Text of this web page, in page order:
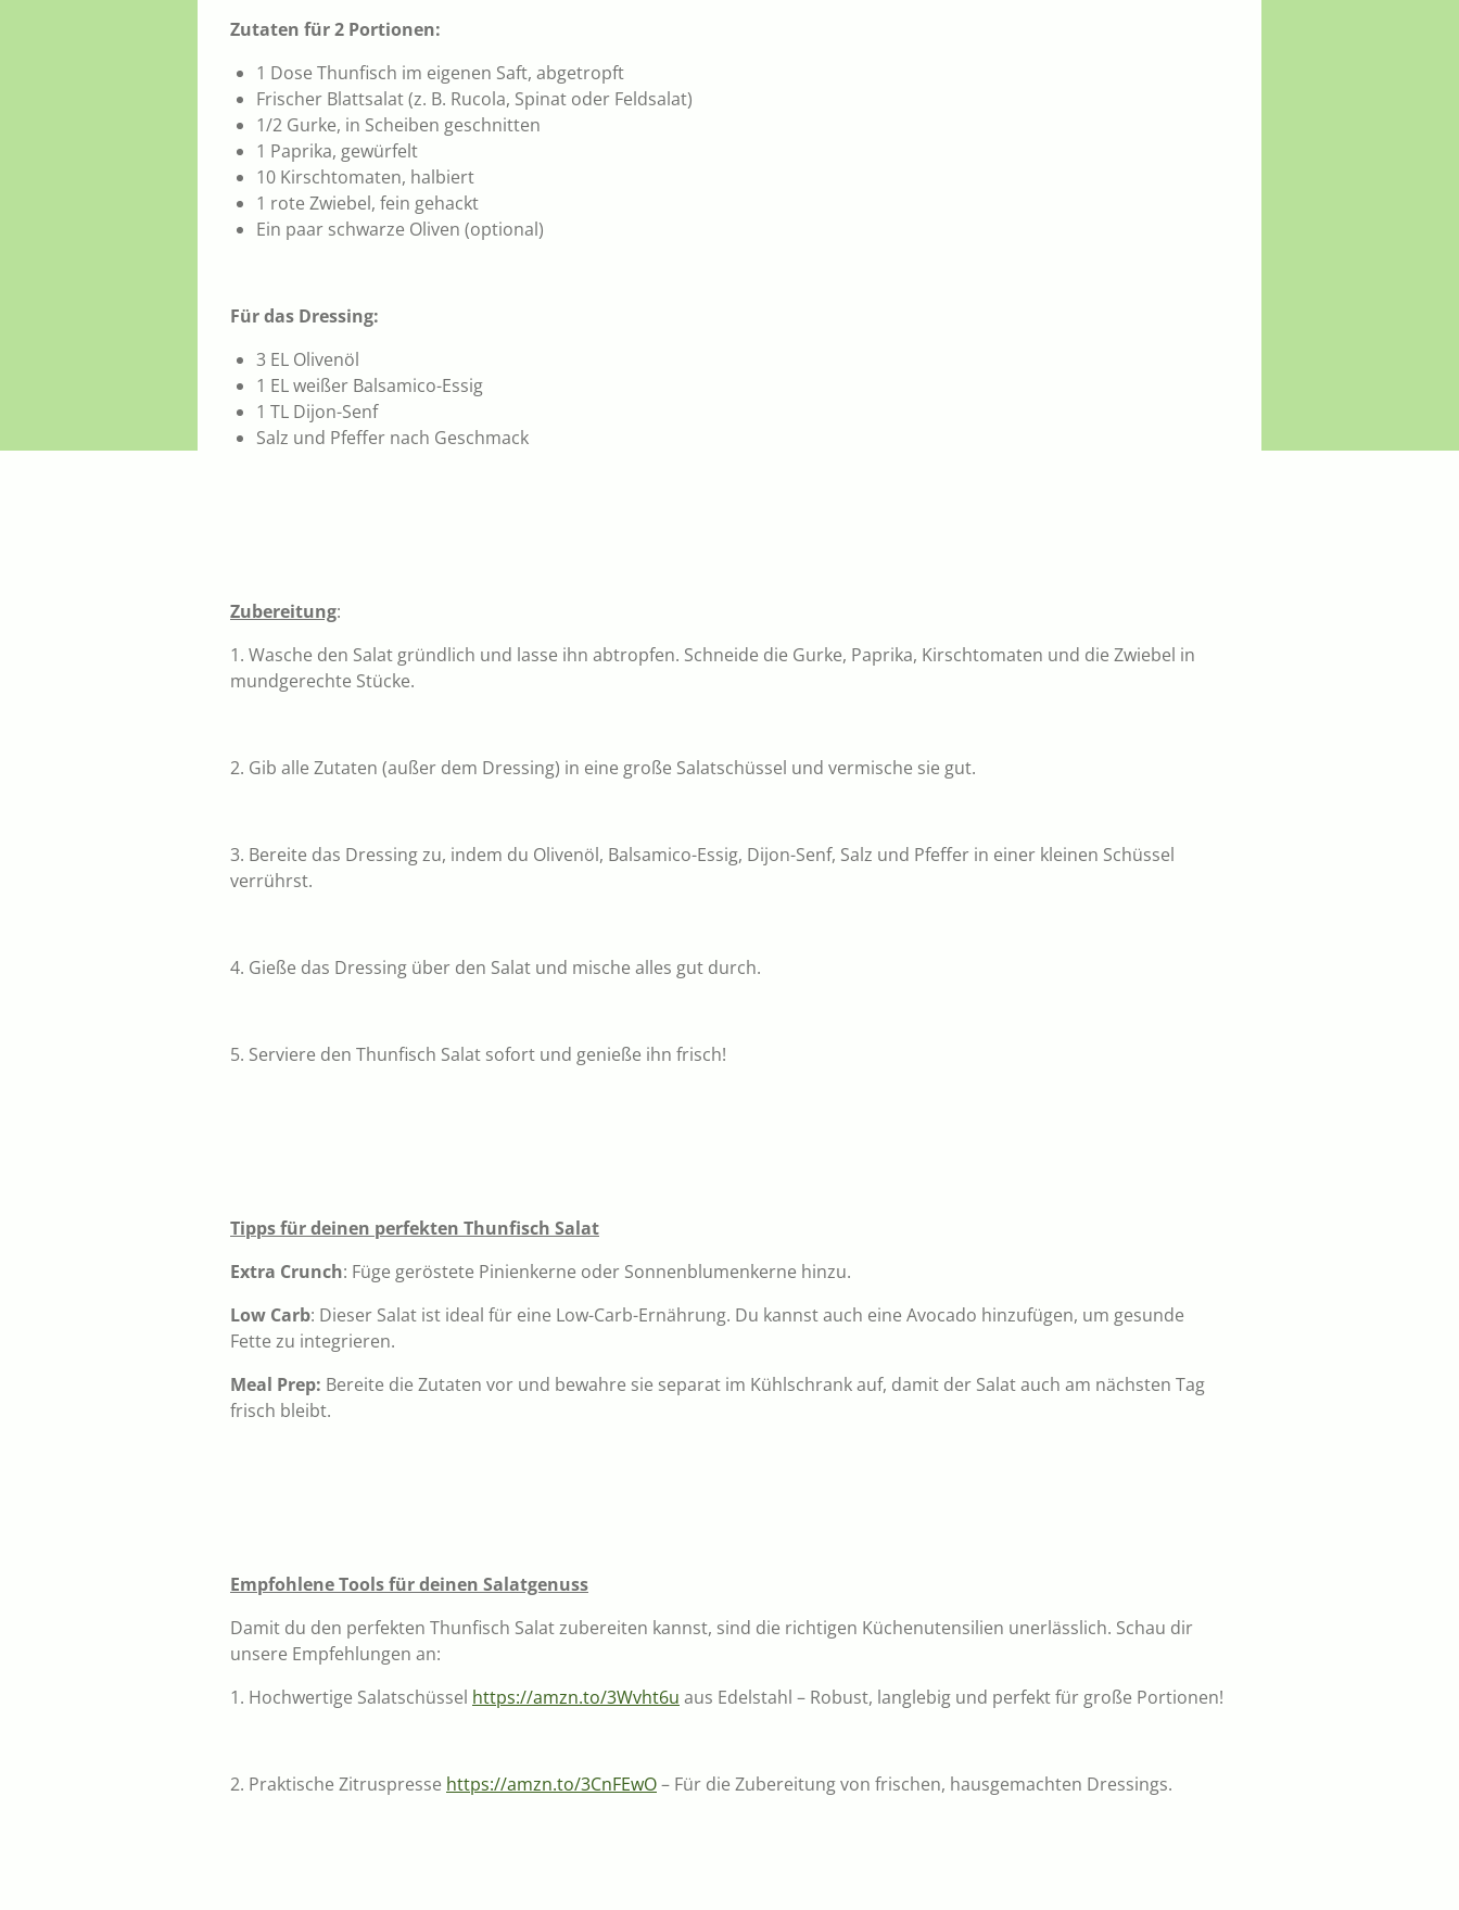
Zutaten für 2 Portionen:
1 Dose Thunfisch im eigenen Saft, abgetropft
Frischer Blattsalat (z. B. Rucola, Spinat oder Feldsalat)
1/2 Gurke, in Scheiben geschnitten
1 Paprika, gewürfelt
10 Kirschtomaten, halbiert
1 rote Zwiebel, fein gehackt
Ein paar schwarze Oliven (optional)
Für das Dressing:
3 EL Olivenöl
1 EL weißer Balsamico-Essig
1 TL Dijon-Senf
Salz und Pfeffer nach Geschmack
Zubereitung:
1. Wasche den Salat gründlich und lasse ihn abtropfen. Schneide die Gurke, Paprika, Kirschtomaten und die Zwiebel in
mundgerechte Stücke.
2. Gib alle Zutaten (außer dem Dressing) in eine große Salatschüssel und vermische sie gut.
3. Bereite das Dressing zu, indem du Olivenöl, Balsamico-Essig, Dijon-Senf, Salz und Pfeffer in einer kleinen Schüssel
verrührst.
4. Gieße das Dressing über den Salat und mische alles gut durch.
5. Serviere den Thunfisch Salat sofort und genieße ihn frisch!
Tipps für deinen perfekten Thunfisch Salat
Extra Crunch: Füge geröstete Pinienkerne oder Sonnenblumenkerne hinzu.
Low Carb: Dieser Salat ist ideal für eine Low-Carb-Ernährung. Du kannst auch eine Avocado hinzufügen, um gesunde
Fette zu integrieren.
Meal Prep: Bereite die Zutaten vor und bewahre sie separat im Kühlschrank auf, damit der Salat auch am nächsten Tag
frisch bleibt.
Empfohlene Tools für deinen Salatgenuss
Damit du den perfekten Thunfisch Salat zubereiten kannst, sind die richtigen Küchenutensilien unerlässlich. Schau dir
unsere Empfehlungen an:
1. Hochwertige Salatschüssel https://amzn.to/3Wvht6u aus Edelstahl – Robust, langlebig und perfekt für große Portionen!
2. Praktische Zitruspresse https://amzn.to/3CnFEwO– Für die Zubereitung von frischen, hausgemachten Dressings.